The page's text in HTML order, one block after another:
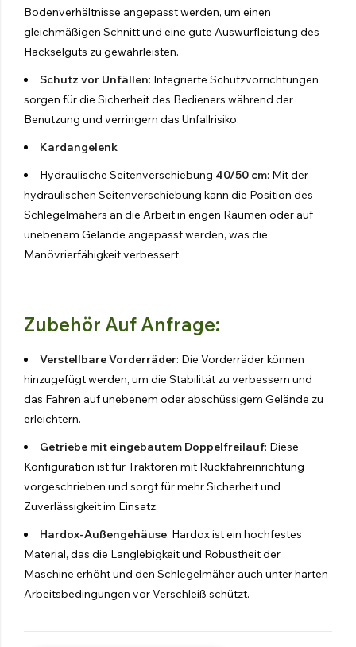
Bodenverhältnisse angepasst werden, um einen
gleichmäßigen Schnitt und eine gute Auswurfleistung des
Häckselguts zu gewährleisten.
Schutz vor Unfällen: Integrierte Schutzvorrichtungen
sorgen für die Sicherheit des Bedieners während der
Benutzung und verringern das Unfallrisiko.
Kardangelenk
Hydraulische Seitenverschiebung 40/50 cm: Mit der
hydraulischen Seitenverschiebung kann die Position des
Schlegelmähers an die Arbeit in engen Räumen oder auf
unebenem Gelände angepasst werden, was die
Manövrierfähigkeit verbessert.
Zubehör Auf Anfrage:
Verstellbare Vorderräder: Die Vorderräder können
hinzugefügt werden, um die Stabilität zu verbessern und
das Fahren auf unebenem oder abschüssigem Gelände zu
erleichtern.
Getriebe mit eingebautem Doppelfreilauf: Diese
Konfiguration ist für Traktoren mit Rückfahreinrichtung
vorgeschrieben und sorgt für mehr Sicherheit und
Zuverlässigkeit im Einsatz.
Hardox-Außengehäuse: Hardox ist ein hochfestes
Material, das die Langlebigkeit und Robustheit der
Maschine erhöht und den Schlegelmäher auch unter harten
Arbeitsbedingungen vor Verschleiß schützt.
Gegenläufiger Ventilator
Landwirtschaftliches Sprühen
Entdecken Sie die Produkte